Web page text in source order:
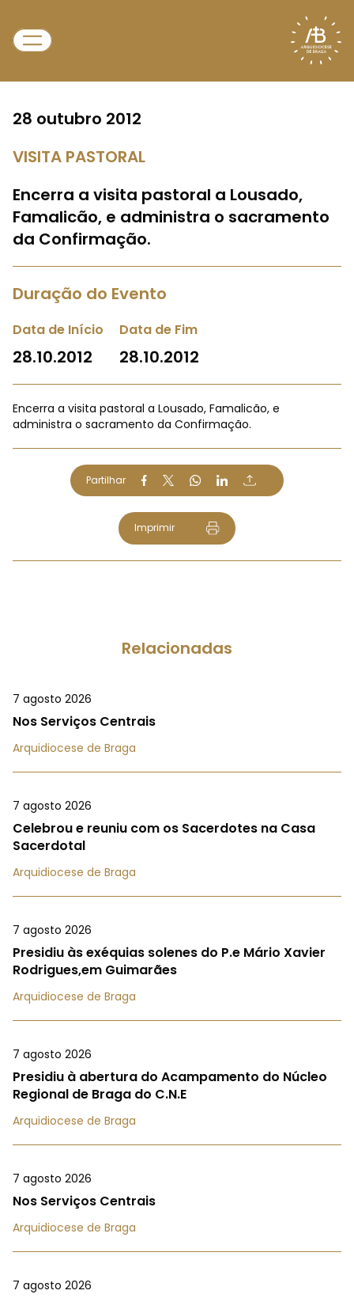
28 outubro 2012
VISITA PASTORAL
Encerra a visita pastoral a Lousado,
Famalicão, e administra o sacramento
da Confirmação.
Duração do Evento
Data de Início
28.10.2012
Data de Fim
28.10.2012
Encerra a visita pastoral a Lousado, Famalicão, e
administra o sacramento da Confirmação.
Partilhar
Imprimir
Relacionadas
7 agosto 2026
Nos Serviços Centrais
Arquidiocese de Braga
7 agosto 2026
Celebrou e reuniu com os Sacerdotes na Casa
Sacerdotal
Arquidiocese de Braga
7 agosto 2026
Presidiu às exéquias solenes do P.e Mário Xavier
Rodrigues,em Guimarães
Arquidiocese de Braga
7 agosto 2026
Presidiu à abertura do Acampamento do Núcleo
Regional de Braga do C.N.E
Arquidiocese de Braga
7 agosto 2026
Nos Serviços Centrais
Arquidiocese de Braga
7 agosto 2026